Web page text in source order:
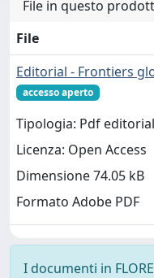
File in questo
File
Editorial - Frontiers
accesso aperto
Tipologia: Pdf
Licenza: Open Access
Dimensione 74.05 kB
Formato Adobe PDF
I documenti in